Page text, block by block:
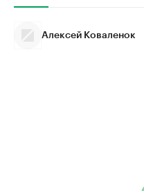
Алексей Коваленок